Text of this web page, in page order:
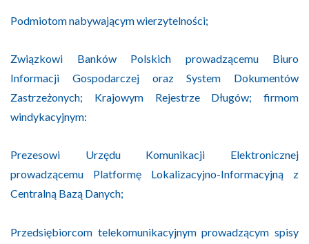
Podmiotom nabywającym wierzytelności;
Związkowi Banków Polskich prowadzącemu Biuro
Informacji Gospodarczej oraz System Dokumentów
Zastrzeżonych; Krajowym Rejestrze Długów; firmom
windykacyjnym:
Prezesowi Urzędu Komunikacji Elektronicznej
prowadzącemu Platformę Lokalizacyjno-Informacyjną z
Centralną Bazą Danych;
Przedsiębiorcom telekomunikacyjnym prowadzącym spisy